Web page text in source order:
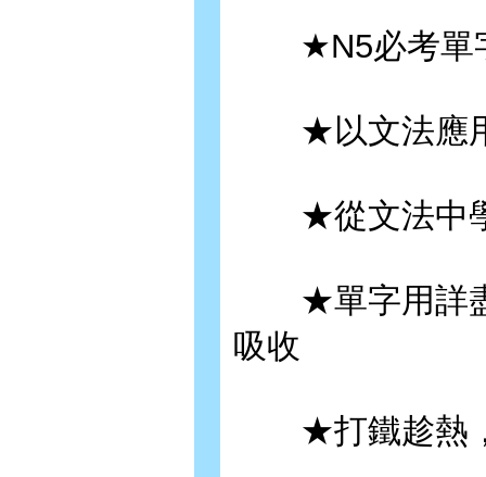
★N5必考單字
★以文法應用
★從文法中學
★單字用詳盡
吸收
★打鐵趁熱，